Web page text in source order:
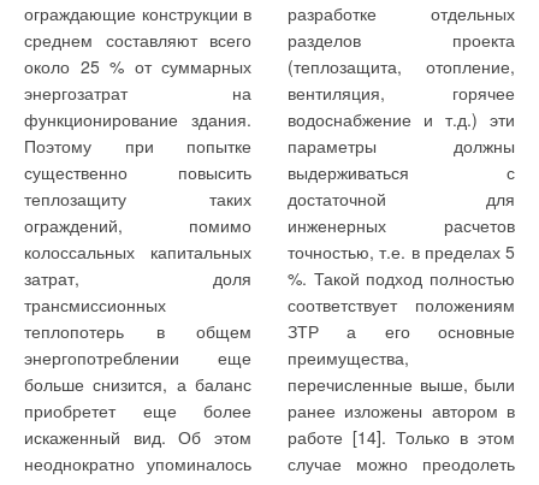
ограждающие конструкции в
среднем составляют всего
около 25 % от суммарных
энергозатрат на
функционирование здания.
Поэтому при попытке
существенно повысить
теплозащиту таких
ограждений, помимо
колоссальных капитальных
затрат, доля
трансмиссионных
теплопотерь в общем
энергопотреблении еще
больше снизится, а баланс
приобретет еще более
искаженный вид. Об этом
неоднократно упоминалось
разработке отдельных
разделов проекта
(теплозащита, отопление,
вентиляция, горячее
водоснабжение и т.д.) эти
параметры должны
выдерживаться с
достаточной для
инженерных расчетов
точностью, т.е. в пределах 5
%. Такой подход полностью
соответствует положениям
ЗТР а его основные
преимущества,
перечисленные выше, были
ранее изложены автором в
работе [14]. Только в этом
случае можно преодолеть
электродвигателя. Это означает, что число требуемых в
течение часа включений и отключений может быть
установлено любым. В ряде моделей, например, в насосах
SQ и SQE функция плавного пуска и останова за счет
частотных преобразователей является встроенной, что
облегчает монтаж и эксплуатацию.
Особенности применения устройств плавного пуска и
защиты
Из всех описанных способов пуск электродвигателя
посредством преобразователя частоты является наиболее
дорогим. Поэтому его используют лишь в том случае, если в
течение какого-либо интервала времени необходимо
бесступенчатое регулирование мощности электродвигателя.
Например, при переменном водопотреблении, когда
изменением частоты можно добиться поддержания
постоянного давления на выходе из насоса и экономии
Добавить комментарий
Ваше имя *
Ваш E-mail *
Текст комментария